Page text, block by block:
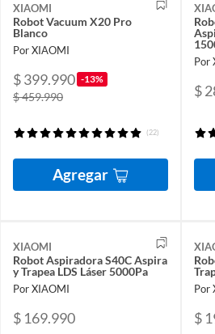
XIAOMI
Robot Vacuum X20 Pro
Blanco
Por XIAOMI
$ 399.990 -13%
$ 459.990
(22)
Agregar
Por
$
XIAOMI
Robot Aspiradora S40C Aspira
y Trapea LDS Láser 5000Pa
Por XIAOMI
$ 169.990
Por
$